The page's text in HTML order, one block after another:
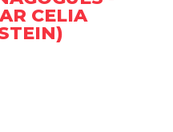
CELIA